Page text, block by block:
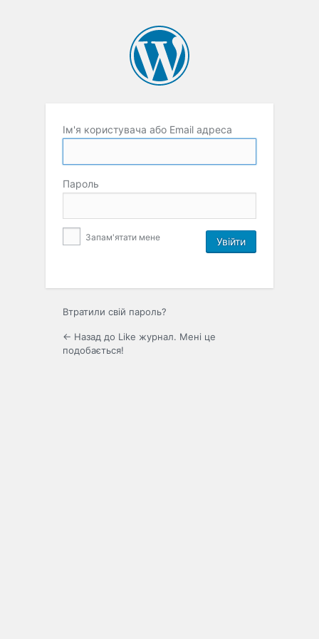
Ім'я користувача або Email адреса
Пароль
Запам'ятати мене
Втратили свій пароль?
← Назад до Like журнал. Мені це
подобається!